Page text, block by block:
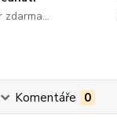
zdarma...
Komentáře 0